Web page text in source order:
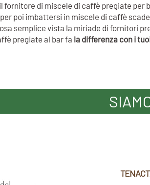
fornitore di miscele di caffè pregiate
poi imbattersi in miscele di caffè
semplice vista la miriade di fornitori
pregiate al bar fa la differenza con i